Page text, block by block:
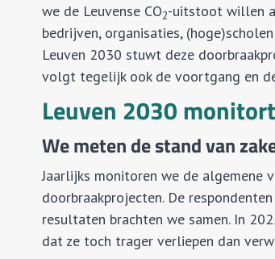
we de Leuvense CO2-uitstoot willen
bedrijven, organisaties,
Leuven 2030 stuwt deze
volgt tegelijk ook de voortgang en
Leuven 2030
We meten de stand van
Jaarlijks monitoren we de algemene
doorbraakprojecten. De
resultaten brachten we samen. In
dat ze toch trager verliepen dan